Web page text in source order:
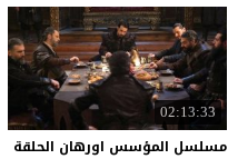
02:13:33
مسلسل المؤسس اورهان الحلقة